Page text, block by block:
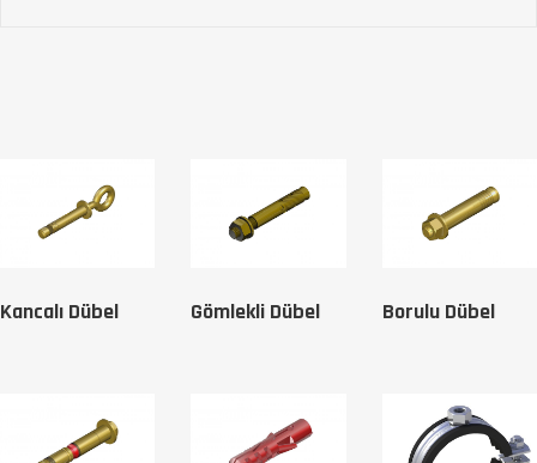
Kancalı Dübel Gömlekli Dübel Borulu Dübel